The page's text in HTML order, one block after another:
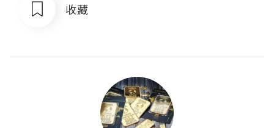
收藏